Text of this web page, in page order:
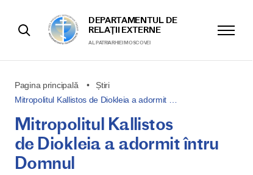
DEPARTAMENTUL DE
RELAȚII EXTERNE
AL PATRIARHIEI MOSCOVEI
Pagina principală
Știri
Mitropolitul Kallistos de Diokleia a adormit …
Mitropolitul Kallistos
de Diokleia a adormit întru
Domnul